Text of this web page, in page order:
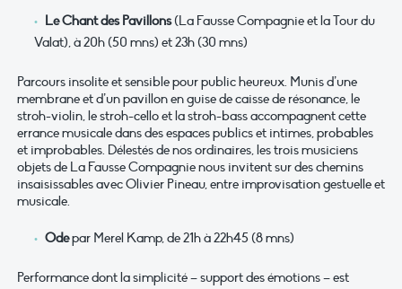
Le Chant des Pavillons(La Fausse Compagnie et la Tour du
Valat), à 20h (50 mns) et 23h (30 mns)
Parcours insolite et sensible pour public heureux. Munis d’une
membrane et d’un pavillon en guise de caisse de résonance, le
stroh-violin, le stroh-cello et la stroh-bass accompagnent cette
errance musicale dans des espaces publics et intimes, probables
et improbables. Délestés de nos ordinaires, les trois musiciens
objets de La Fausse Compagnie nous invitent sur des chemins
insaisissables avec Olivier Pineau, entre improvisation gestuelle et
musicale.
Odepar Merel Kamp, de 21h à 22h45 (8 mns)
Performance dont la simplicité – support des émotions – est